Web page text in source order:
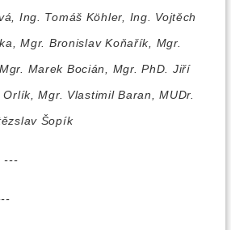
Ing. Tomáš Köhler, Ing. Vojtěch
Mgr. Bronislav Koňařík, Mgr.
Marek Bocián, Mgr. PhD. Jiří
Mgr. Vlastimil Baran, MUDr.
Šopík
---